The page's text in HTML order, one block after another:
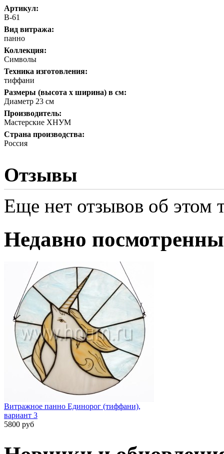
Артикул:
В-61
Вид витража:
панно
Коллекция:
Символы
Техника изготовления:
тиффани
Размеры (высота х ширина) в см:
Диаметр 23 см
Производитель:
Мастерские ХНУМ
Страна производства:
Россия
Отзывы
Еще нет отзывов об этом
Недавно
Витражное панно Единорог (тиффани),
вариант 3
5800 руб